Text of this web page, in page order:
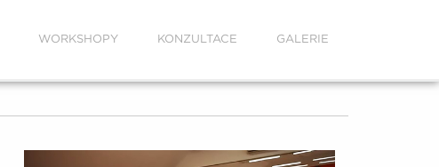
WORKSHOPY KONZULTACE GALERIE